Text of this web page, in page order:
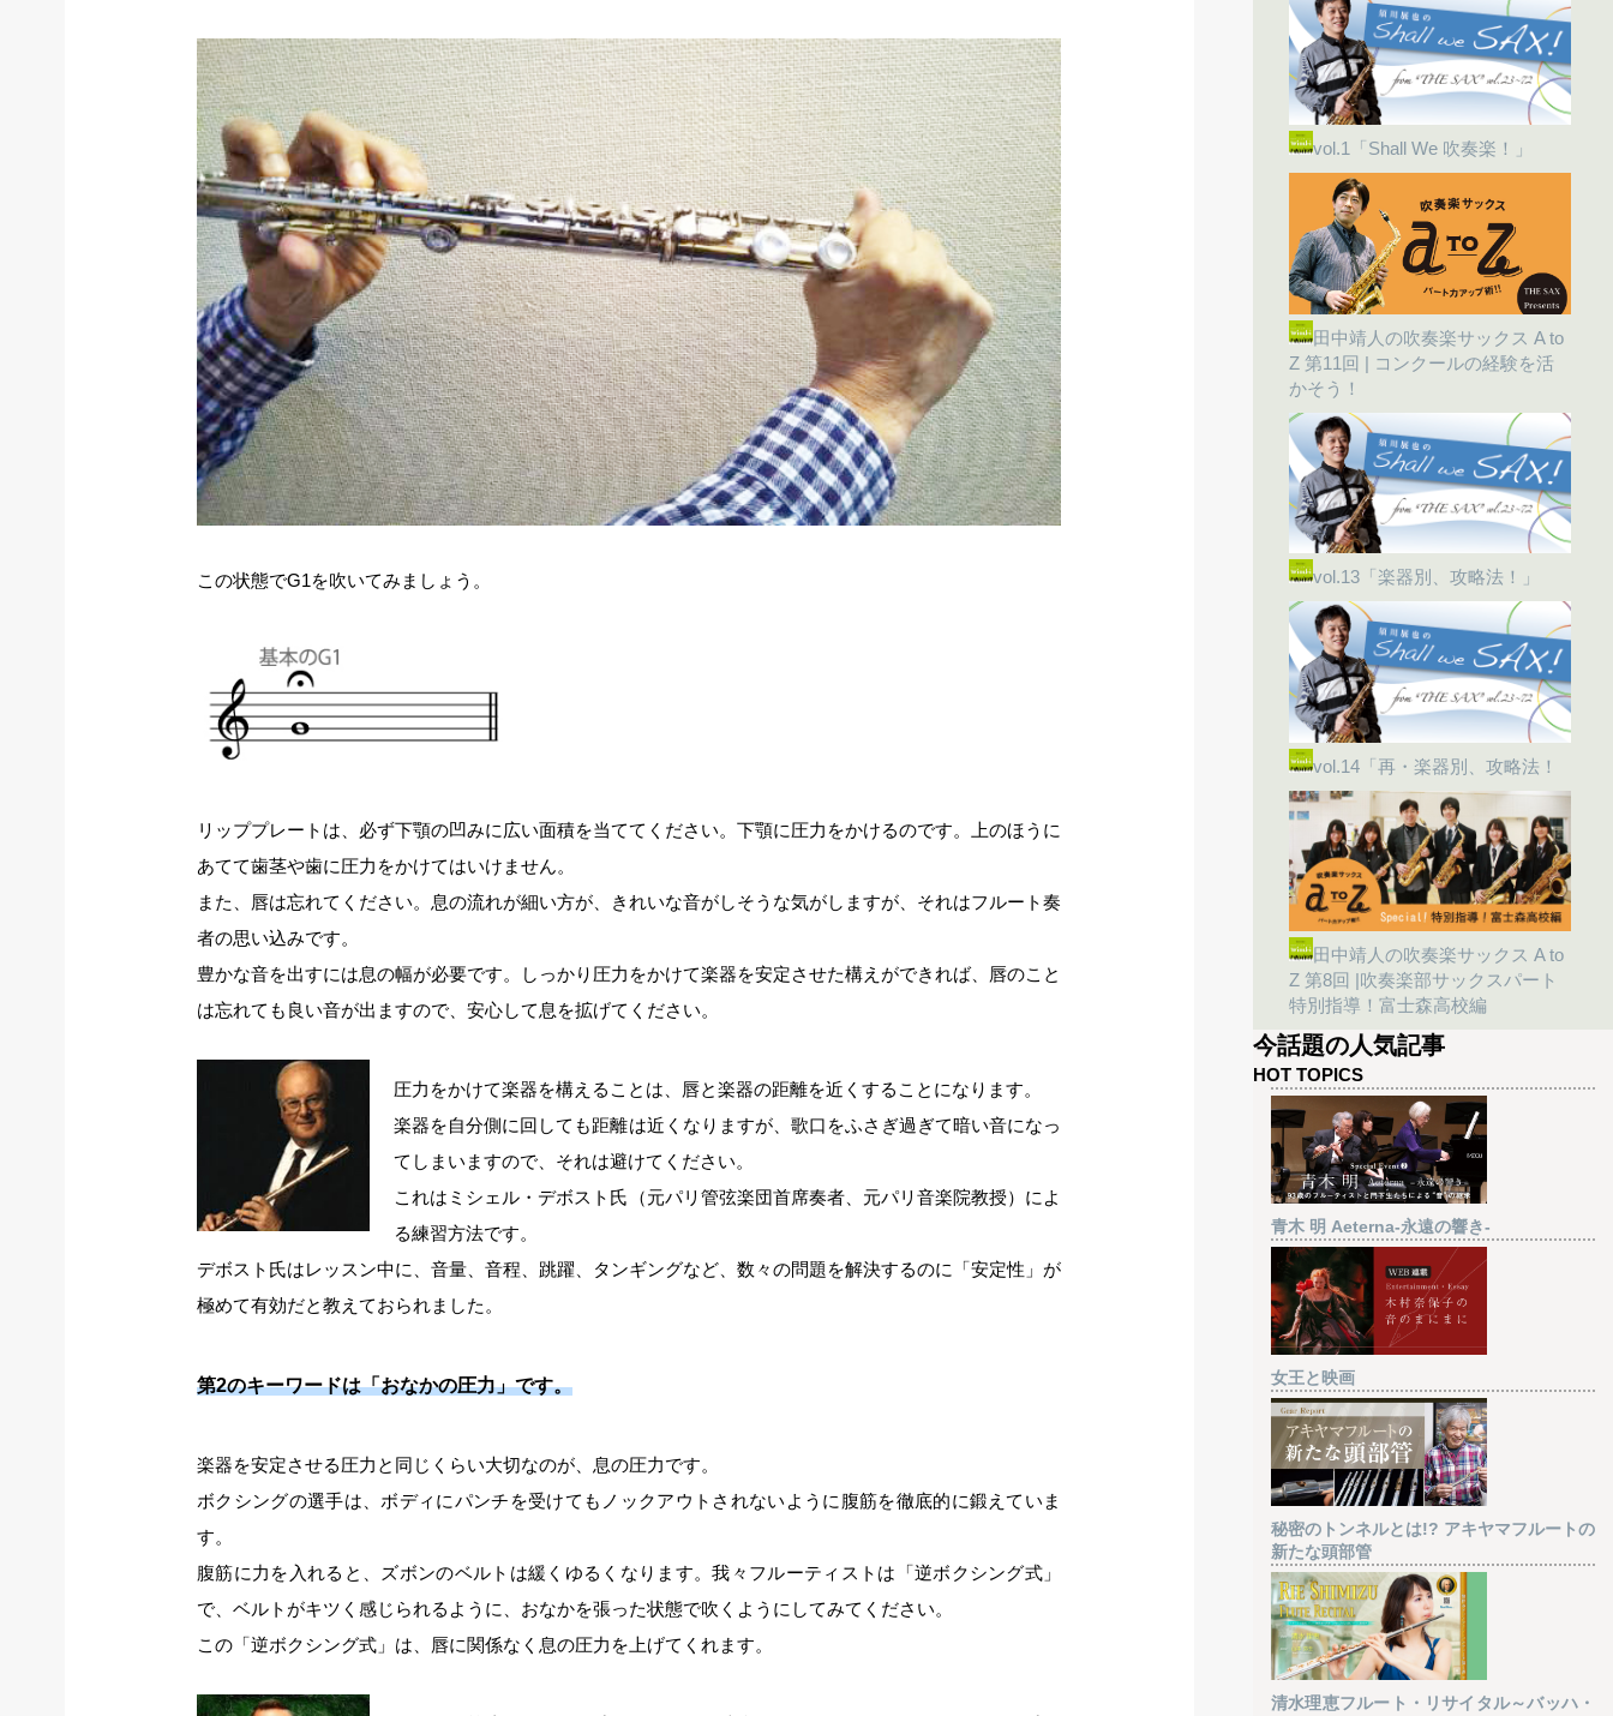
この状態でG1を吹いてみましょう。
リッププレートは、必ず下顎の凹みに広い面積を当ててください。下顎に圧力をかけるのです。上のほうに
あてて歯茎や歯に圧力をかけてはいけません。
また、唇は忘れてください。息の流れが細い方が、きれいな音がしそうな気がしますが、それはフルート奏
者の思い込みです。
豊かな音を出すには息の幅が必要です。しっかり圧力をかけて楽器を安定させた構えができれば、唇のこと
は忘れても良い音が出ますので、安心して息を拡げてください。
圧力をかけて楽器を構えることは、唇と楽器の距離を近くすることになります。
楽器を自分側に回しても距離は近くなりますが、歌口をふさぎ過ぎて暗い音になっ
てしまいますので、それは避けてください。
これはミシェル・デボスト氏（元パリ管弦楽団首席奏者、元パリ音楽院教授）によ
る練習方法です。
デボスト氏はレッスン中に、音量、音程、跳躍、タンギングなど、数々の問題を解決するのに「安定性」が
極めて有効だと教えておられました。
第2のキーワードは「おなかの圧力」です。
楽器を安定させる圧力と同じくらい大切なのが、息の圧力です。
ボクシングの選手は、ボディにパンチを受けてもノックアウトされないように腹筋を徹底的に鍛えていま
す。
腹筋に力を入れると、ズボンのベルトは緩くゆるくなります。我々フルーティストは「逆ボクシング式」
で、ベルトがキツく感じられるように、おなかを張った状態で吹くようにしてみてください。
この「逆ボクシング式」は、唇に関係なく息の圧力を上げてくれます。
vol.1「Shall We 吹奏楽！」
田中靖人の吹奏楽サックス A to
Z 第11回 | コンクールの経験を活
かそう！
vol.13「楽器別、攻略法！」
vol.14「再・楽器別、攻略法！
田中靖人の吹奏楽サックス A to
Z 第8回 |吹奏楽部サックスパート
特別指導！富士森高校編
今話題の人気記事
HOT TOPICS
青木 明 Aeterna-永遠の響き-
女王と映画
秘密のトンネルとは!? アキヤマフルートの
新たな頭部管
清水理恵フルート・リサイタル～バッハ・